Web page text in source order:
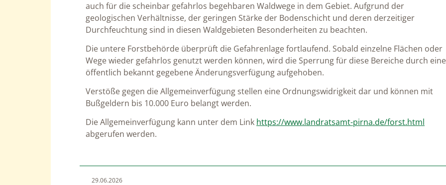
auch für die scheinbar gefahrlos begehbaren Waldwege in dem Gebiet. Aufgrund der
geologischen Verhältnisse, der geringen Stärke der Bodenschicht und deren derzeitiger
Durchfeuchtung sind in diesen Waldgebieten Besonderheiten zu beachten.
Die untere Forstbehörde überprüft die Gefahrenlage fortlaufend. Sobald einzelne Flächen oder
Wege wieder gefahrlos genutzt werden können, wird die Sperrung für diese Bereiche durch eine
öffentlich bekannt gegebene Änderungsverfügung aufgehoben.
Verstöße gegen die Allgemeinverfügung stellen eine Ordnungswidrigkeit dar und können mit
Bußgeldern bis 10.000 Euro belangt werden.
Die Allgemeinverfügung kann unter dem Link https://www.landratsamt-pirna.de/forst.html
abgerufen werden.
29.06.2026